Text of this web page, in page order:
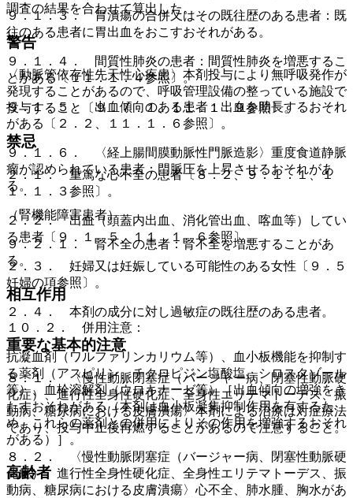
９．１．３． 胃潰瘍の合併又はその既往歴のある患者：既
往のある患者に胃出血をおこすおそれがある。
９．１．４． 間質性肺炎の患者：間質性肺炎を増悪するこ
とがある〔１１．１．４参照〕。
９．１．５． 出血傾向のある患者：出血を助長するおそれ
がある〔２．２、１１．１．６参照〕。
９．１．６． 〈経上腸間膜動脈性門脈造影〉重度食道静脈
瘤が認められている患者：門脈圧を上昇させるおそれがあ
る。
（腎機能障害患者）
９．２．１． 腎不全の患者：腎不全を増悪することがあ
る。
相互作用
１０．２． 併用注意：
抗凝血剤（ワルファリンカリウム等）、血小板機能を抑制す
る薬剤（アスピリン、チクロピジン塩酸塩、シロスタゾール
等）、血栓溶解剤（ウロキナーゼ等）［出血傾向の増強をき
たすおそれがある（本剤は血小板凝集抑制作用を有するた
め、これらの薬剤との併用によりその作用を増強するおそれ
がある）］。
高齢者
調査の結果を合わせて算出した。
警告
〈動脈管依存性先天性心疾患〉本剤投与により無呼吸発作が
発現することがあるので、呼吸管理設備の整っている施設で
投与すること〔９．７．１、１１．１．９参照〕。
禁忌
２．１． 重篤な心不全の患者〔８．２、９．１．１、１
１．１．３参照〕。
２．２． 出血（頭蓋内出血、消化管出血、喀血等）してい
る患者〔９．１．５、１１．１．６参照〕。
２．３． 妊婦又は妊娠している可能性のある女性〔９．５
妊婦の項参照〕。
２．４． 本剤の成分に対し過敏症の既往歴のある患者。
重要な基本的注意
８．１． 〈慢性動脈閉塞症（バージャー病、閉塞性動脈硬
化症）、進行性全身性硬化症、全身性エリテマトーデス、振
動病、糖尿病における皮膚潰瘍〉本剤による治療は対症療法
であり、投与中止後再燃することがあるので注意すること。
８．２． 〈慢性動脈閉塞症（バージャー病、閉塞性動脈硬
化症）、進行性全身性硬化症、全身性エリテマトーデス、振
動病、糖尿病における皮膚潰瘍〉心不全、肺水腫、胸水があ